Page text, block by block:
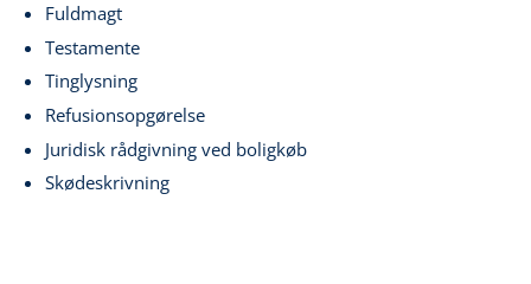
Fuldmagt
Testamente
Tinglysning
Refusionsopgørelse
Juridisk rådgivning ved boligkøb
Skødeskrivning